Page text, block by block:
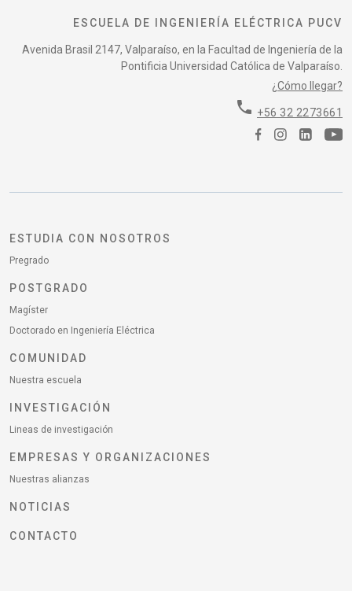
ESCUELA DE INGENIERÍA ELÉCTRICA PUCV
Avenida Brasil 2147, Valparaíso, en la Facultad de Ingeniería de la
Pontificia Universidad Católica de Valparaíso.
¿Cómo llegar?
phone +56 32 2273661
ESTUDIA CON NOSOTROS
Pregrado
POSTGRADO
Magíster
Doctorado en Ingeniería Eléctrica
COMUNIDAD
Nuestra escuela
INVESTIGACIÓN
Lineas de investigación
EMPRESAS Y ORGANIZACIONES
Nuestras alianzas
NOTICIAS
CONTACTO